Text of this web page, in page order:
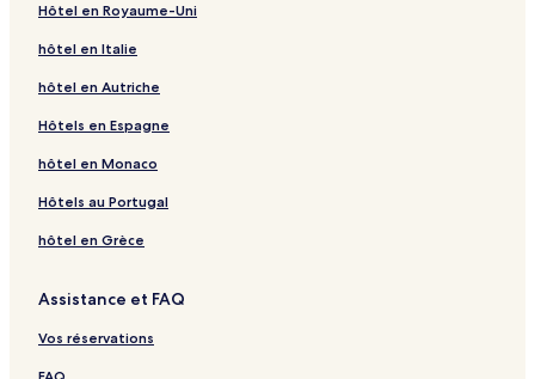
Hôtel en Royaume-Uni
hôtel en Italie
hôtel en Autriche
Hôtels en Espagne
hôtel en Monaco
Hôtels au Portugal
hôtel en Grèce
Assistance et FAQ
Vos réservations